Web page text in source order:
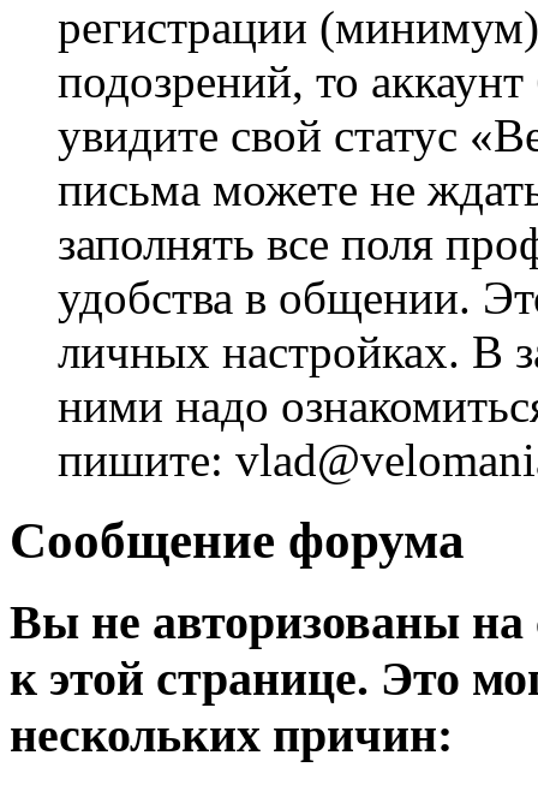
регистрации
подозрений, то
увидите свой статус
письма можете не
заполнять все поля
удобства в общении.
личных настройках. В
ними надо
пишите:
Сообщение форума
Вы не авторизованы на
к этой странице. Это
нескольких причин: